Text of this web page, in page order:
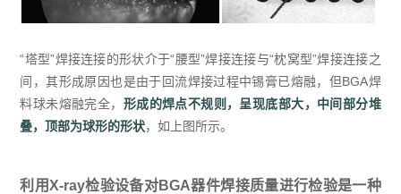
“塔型”焊接连接的形状介于“腰型”焊接连接与“枕窝型”焊接连接之
间，其形成原因也是由于回流焊接过程中锡膏已熔融，但BGA焊
料球未熔融完全， 形成的焊点不规则，呈现底部大，中间部分堆
叠，顶部为球形的形状，如上图所示。
利用X-ray检验设备对BGA器件焊接质量进行检验是一种